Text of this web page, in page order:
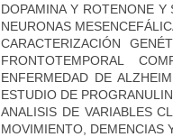
DOPAMINA Y ROTENONE
NEURONAS
CARACTERIZACIÓN
FRONTOTEMPORAL
ENFERMEDAD DE
ESTUDIO DE
ANALISIS DE VARIABLES
MOVIMIENTO, DEMENCIAS